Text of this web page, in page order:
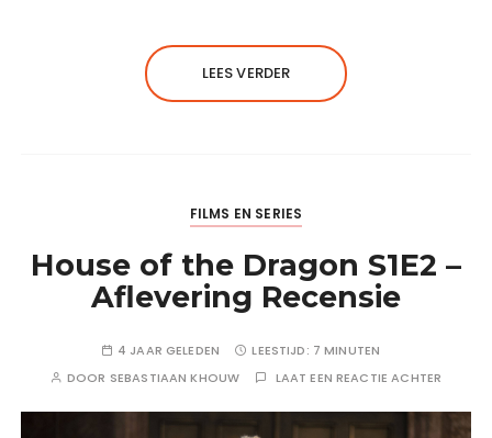
LEES VERDER
FILMS EN SERIES
House of the Dragon S1E2 –
Aflevering Recensie
4 JAAR GELEDEN LEESTIJD: 7 MINUTEN
DOOR SEBASTIAAN KHOUW LAAT EEN REACTIE ACHTER